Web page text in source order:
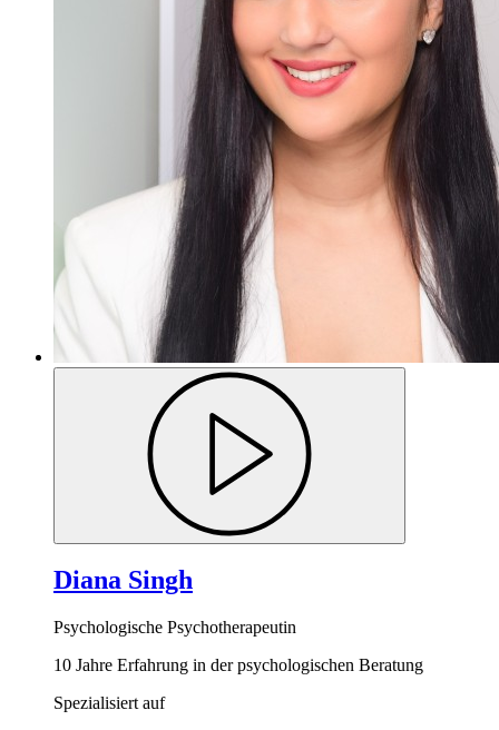
Diana Singh
Psychologische Psychotherapeutin
10 Jahre Erfahrung in der psychologischen Beratung
Spezialisiert auf